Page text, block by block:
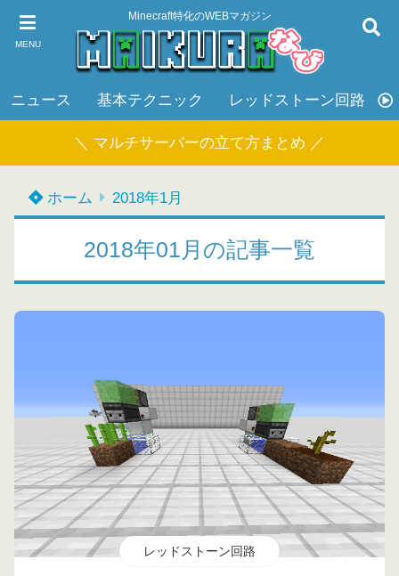
MENU
Minecraft特化のWEBマガジン
ニュース 基本テクニック レッドストーン回路
＼ マルチサーバーの立て方まとめ ／
ホーム 2018年1月
2018年01月の記事一覧
レッドストーン回路